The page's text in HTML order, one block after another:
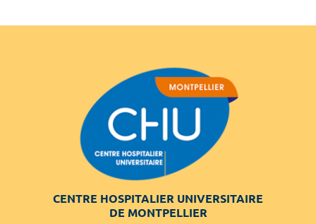
CENTRE HOSPITALIER UNIVERSITAIRE
DE MONTPELLIER